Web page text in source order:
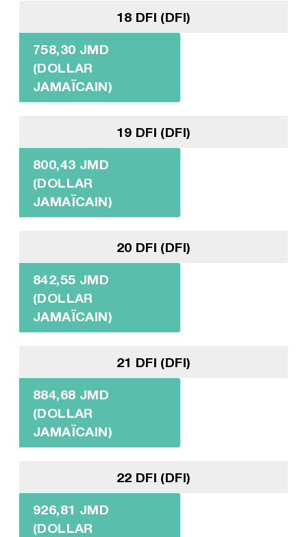
18 DFI (DFI)
758,30 JMD
(DOLLAR
JAMAÏCAIN)
19 DFI (DFI)
800,43 JMD
(DOLLAR
JAMAÏCAIN)
20 DFI (DFI)
842,55 JMD
(DOLLAR
JAMAÏCAIN)
21 DFI (DFI)
884,68 JMD
(DOLLAR
JAMAÏCAIN)
22 DFI (DFI)
926,81 JMD
(DOLLAR